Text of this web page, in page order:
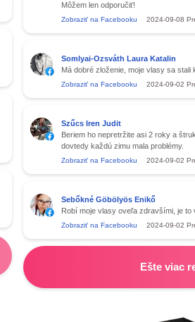
Môžem len odporučiť!
Zobraziť na Facebooku 2024-09-08
Somlyai-Ozsváth Laura Katalin
Má dobré zloženie, moje vlasy sa stali
Zobraziť na Facebooku 2024-09-02
Szűcs Iren Judit
Beriem ho nepretržite asi 2 roky a
dovtedy každú zimu mala problémy.
Zobraziť na Facebooku 2024-09-02
Sebőkné Göbölyös Enikő
Robí moje vlasy oveľa zdravšími, je to
Zobraziť na Facebooku 2024-09-02
Ešte viac